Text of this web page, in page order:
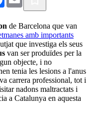
de Barcelona que van
amb importants
que investiga els seus
van ser produïdes per la
objecte, i no
tenia les lesions a l'anus
carrera professional, tot i
nadons maltractats i
a Catalunya en aquesta